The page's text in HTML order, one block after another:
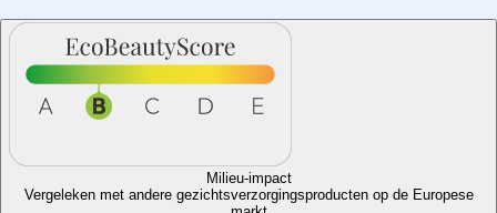
Milieu-impact
Vergeleken met andere gezichtsverzorgingsproducten op de Europese